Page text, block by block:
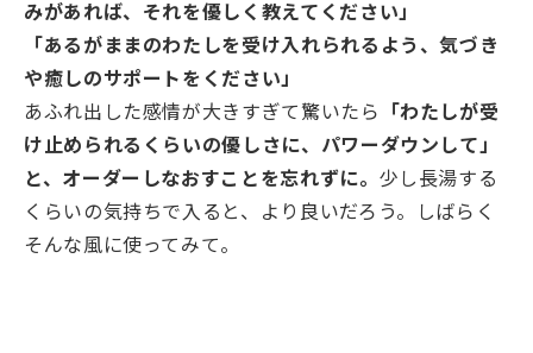
みがあれば、それを優しく教えてください」
「あるがままのわたしを受け入れられるよう、気づき
や癒しのサポートをください」
あふれ出した感情が大きすぎて驚いたら 「わたしが受
け止められるくらいの優しさに、パワーダウンして」
と、オーダーしなおすことを忘れずに。 少し長湯する
くらいの気持ちで入ると、より良いだろう。しばらく
そんな風に使ってみて。